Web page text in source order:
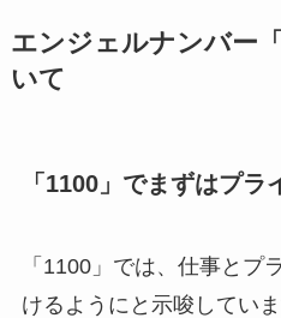
エンジェルナンバー
いて
「1100」でまずはプラ
「1100」では、仕事とプ
けるようにと示唆していま